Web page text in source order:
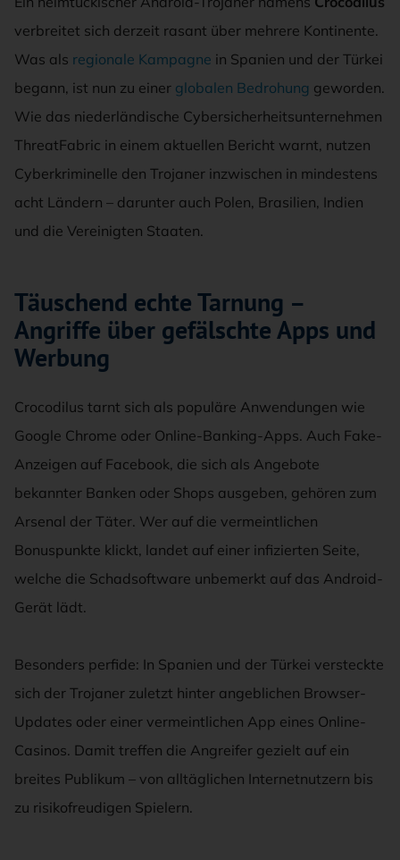
verbreitet sich derzeit rasant über mehrere Kontinente.
Was als regionale Kampagne in Spanien und der Türkei
begann, ist nun zu einer globalen Bedrohung geworden.
Wie das niederländische Cybersicherheitsunternehmen
ThreatFabric in einem aktuellen Bericht warnt, nutzen
Cyberkriminelle den Trojaner inzwischen in mindestens
acht Ländern – darunter auch Polen, Brasilien, Indien
und die Vereinigten Staaten.
Täuschend echte Tarnung –
Angriffe über gefälschte Apps und
Werbung
Crocodilus tarnt sich als populäre Anwendungen wie
Google Chrome oder Online-Banking-Apps. Auch Fake-
Anzeigen auf Facebook, die sich als Angebote
bekannter Banken oder Shops ausgeben, gehören zum
Arsenal der Täter. Wer auf die vermeintlichen
Bonuspunkte klickt, landet auf einer infizierten Seite,
welche die Schadsoftware unbemerkt auf das Android-
Gerät lädt.
Besonders perfide: In Spanien und der Türkei versteckte
sich der Trojaner zuletzt hinter angeblichen Browser-
Updates oder einer vermeintlichen App eines Online-
Casinos. Damit treffen die Angreifer gezielt auf ein
breites Publikum – von alltäglichen Internetnutzern bis
zu risikofreudigen Spielern.